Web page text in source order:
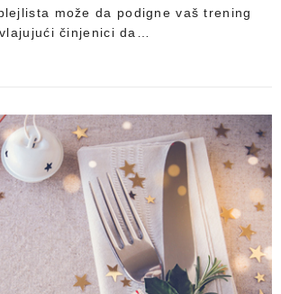
može da podigne vaš trening
činjenici da…